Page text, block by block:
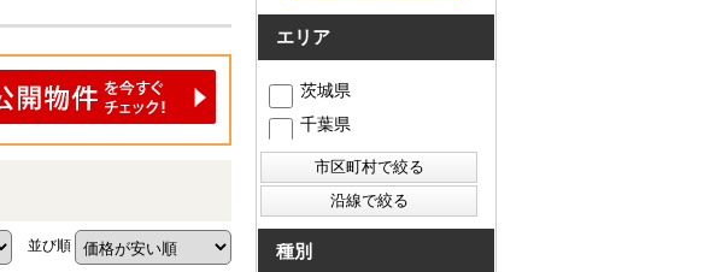
並び順
エリア
茨城県
千葉県
種別